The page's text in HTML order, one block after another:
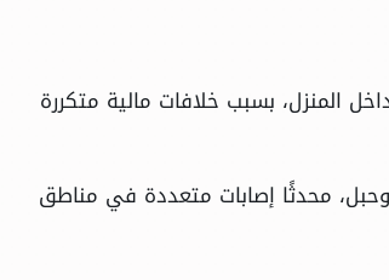
المنزل، بسبب خلافات مالية متكررة
محدثًا إصابات متعددة في مناطق